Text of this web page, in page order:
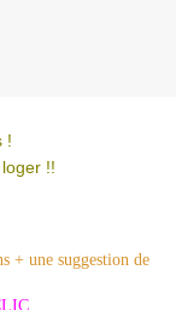
!
!!
+ une suggestion de